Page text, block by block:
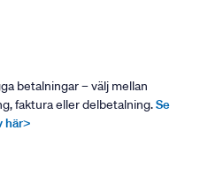
betalningar – välj mellan
faktura eller delbetalning.Se
här>